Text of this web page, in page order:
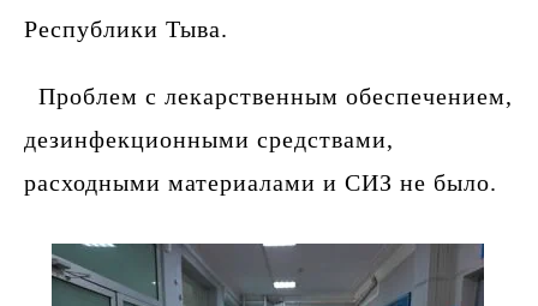
Республики Тыва.
Проблем с лекарственным обеспечением,
дезинфекционными средствами,
расходными материалами и СИЗ не было.